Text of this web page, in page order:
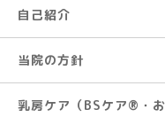
自己紹介
当院の方針
乳房ケア（BSケア®︎・